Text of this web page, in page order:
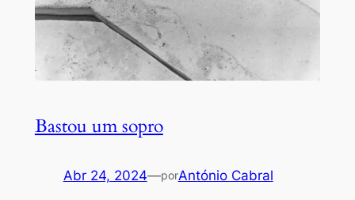
Bastou um sopro
Abr 24, 2024—porAntónio Cabral